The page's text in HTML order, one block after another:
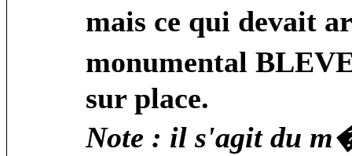
mais ce qui devait
monumental
sur place.
Note : il s'agit du